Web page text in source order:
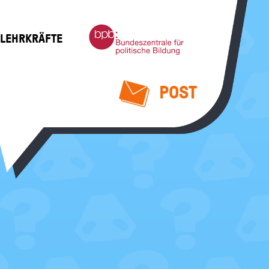
Bundeszentrale
für
politische
POST